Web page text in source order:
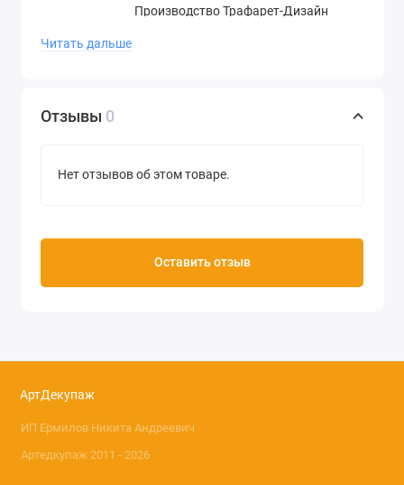
Производство Трафарет-Дизайн
Читать дальше
Отзывы 0
Нет отзывов об этом товаре.
Оставить отзыв
АртДекупаж
ИП Ермилов Никита Андреевич
Артедкупаж 2011 - 2026